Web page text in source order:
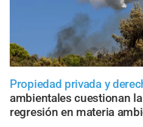
Propiedad privada y
ambientales cuestionan
regresión en materia